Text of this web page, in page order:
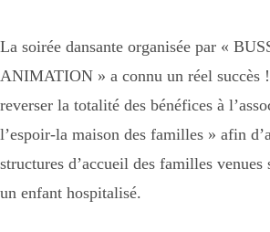
La soirée dansante organisée par «
ANIMATION » a connu un réel succès
reverser la totalité des bénéfices à
l’espoir-la maison des familles » afin
structures d’accueil des familles
un enfant hospitalisé.